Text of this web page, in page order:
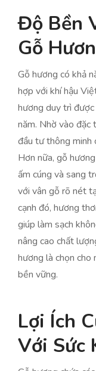
Độ Bền
Gỗ
Gỗ hương có khả
hợp với khí hậu
hương duy trì
năm. Nhờ vào đặc
đầu tư thông minh
Hơn nữa, gỗ
ấm cúng và sang
với vân gỗ rõ nét
cạnh đó, hương
giúp làm sạch
nâng cao chất
hương là chọn cho
bền vững.
Lợi Ích
Với Sức